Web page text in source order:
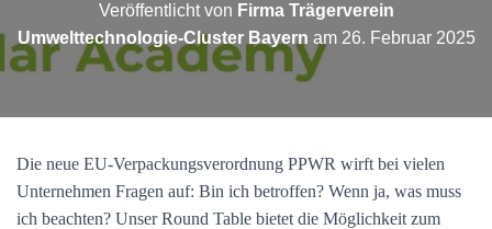
H
Veröffentlicht von Firma Trägerverein
Umwelttechnologie-Cluster Bayern am 26. Februar 2025
Die neue EU-Verpackungsverordnung PPWR wirft bei vielen
Unternehmen Fragen auf: Bin ich betroffen? Wenn ja, was muss
ich beachten? Unser Round Table bietet die Möglichkeit zum